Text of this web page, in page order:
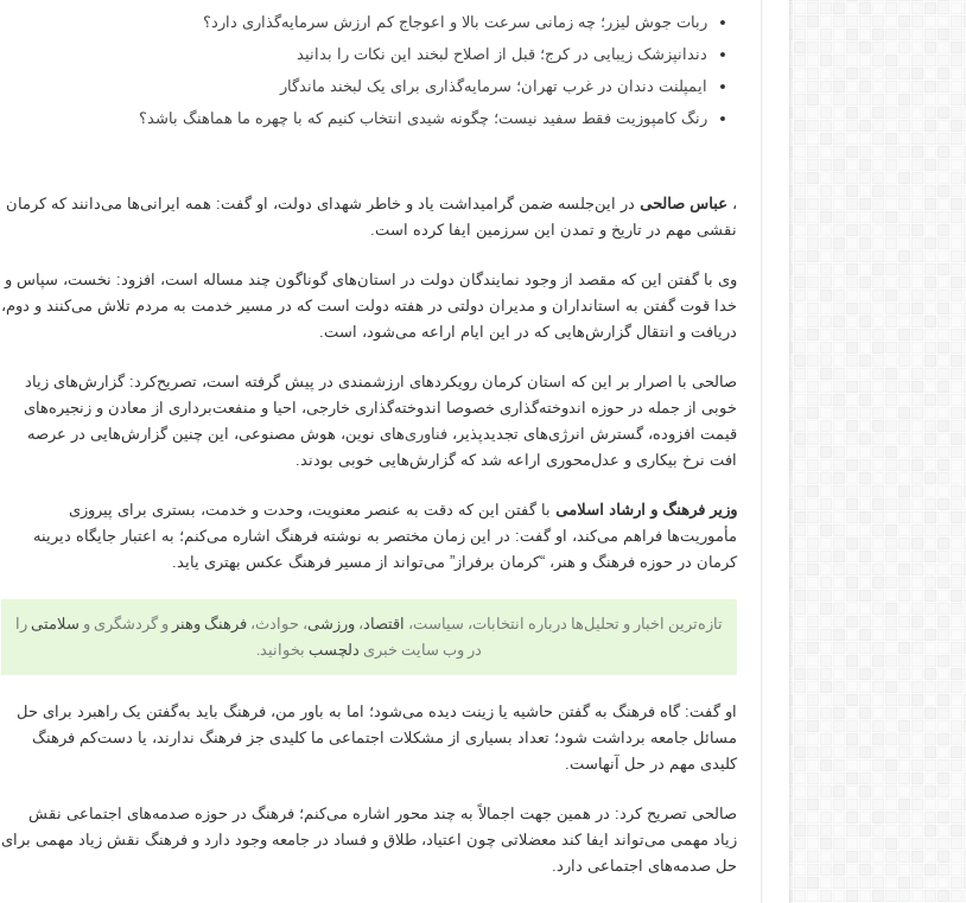
ربات جوش لیزر؛ چه زمانی سرعت بالا و اعوجاج کم ارزش سرمایه‌گذاری دارد؟
دندانپزشک زیبایی در کرج؛ قبل از اصلاح لبخند این نکات را بدانید
ایمپلنت دندان در غرب تهران؛ سرمایه‌گذاری برای یک لبخند ماندگار
رنگ کامپوزیت فقط سفید نیست؛ چگونه شیدی انتخاب کنیم که با چهره ما هماهنگ باشد؟
، عباس صالحی در این‌جلسه ضمن گرامیداشت یاد و خاطر شهدای دولت، او گفت: همه ایرانی‌ها می‌دانند که کرمان
نقشی مهم در تاریخ و تمدن این سرزمین ایفا کرده است.
وی با گفتن این که مقصد از وجود نمایندگان دولت در استان‌های گوناگون چند مساله است، افزود: نخست، سپاس و
خدا قوت گفتن به استانداران و مدیران دولتی در هفته دولت است که در مسیر خدمت به مردم تلاش می‌کنند و دوم،
دریافت و انتقال گزارش‌هایی که در این ایام اراعه می‌شود، است.
صالحی با اصرار بر این که استان کرمان رویکردهای ارزشمندی در پیش گرفته است، تصریح‌کرد: گزارش‌های زیاد
خوبی از جمله در حوزه اندوخته‌گذاری خصوصا اندوخته‌گذاری خارجی، احیا و منفعت‌برداری از معادن و زنجیره‌های
قیمت افزوده، گسترش انرژی‌های تجدیدپذیر،فناوری‌های نوین، هوش مصنوعی، این چنین گزارش‌هایی در عرصه
افت نرخ بیکاری و عدل‌محوری اراعه شد که گزارش‌هایی خوبی بودند.
وزیر فرهنگ و ارشاد اسلامی با گفتن این که دقت به عنصر معنویت، وحدت و خدمت، بستری برای پیروزی
مأموریت‌ها فراهم می‌کند،‌ او گفت: در این زمان مختصر به نوشته فرهنگ اشاره می‌کنم؛ به اعتبار جایگاه دیرینه
کرمان در حوزه فرهنگ و هنر، “کرمان برفراز” می‌تواند از مسیر فرهنگ‌ عکس بهتری یاید.
تازه‌ترین اخبار و تحلیل‌ها درباره انتخابات، سیاست، اقتصاد،ورزشی، حوادث،فرهنگ وهنر و گردشگری و سلامتی را
در وب سایت خبری دلچسب بخوانید.
او گفت: گاه فرهنگ به‌ گفتن حاشیه یا زینت دیده می‌شود؛ اما به باور من، فرهنگ باید به‌گفتن یک راهبرد برای حل
مسائل جامعه برداشت شود؛ تعداد بسیاری از مشکلات اجتماعی ما کلیدی جز فرهنگ ندارند، یا دست‌کم فرهنگ
کلیدی مهم در حل آنهاست.
صالحی تصریح کرد: در همین جهت اجمالاً به چند محور اشاره می‌کنم؛ فرهنگ در حوزه صدمه‌های اجتماعی نقش
زیاد مهمی می‌تواند ایفا کند معضلاتی چون اعتیاد، طلاق و فساد در جامعه وجود دارد و فرهنگ نقش زیاد مهمی برای
حل صدمه‌های اجتماعی دارد.